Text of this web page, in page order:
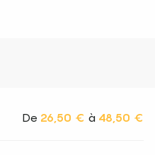
De 26,50 € à 48,50 €